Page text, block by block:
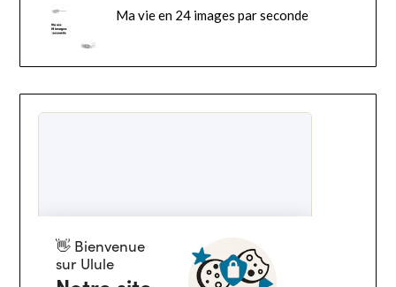
Ma vie en 24 images par seconde